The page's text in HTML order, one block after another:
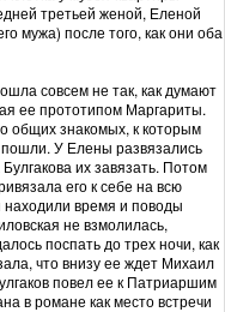
третьей женой, Еленой
мужа) после того, как они оба
совсем не так, как думают
ее прототипом Маргариты.
общих знакомых, к которым
пошли. У Елены развязались
их завязать. Потом
его к себе на всю
время и поводы
не взмолилась,
поспать до трех ночи, как
что внизу ее ждет Михаил
повел ее к Патриаршим
в романе как место встречи